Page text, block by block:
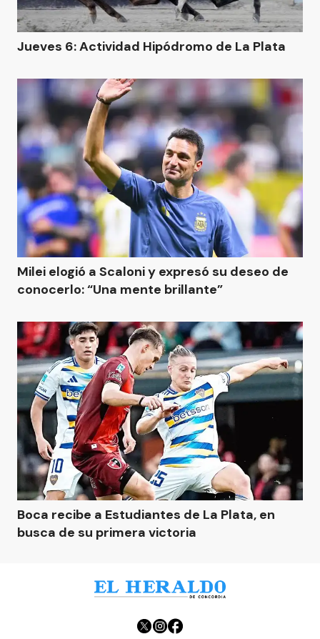
Jueves 6: Actividad Hipódromo de La Plata
Milei elogió a Scaloni y expresó su deseo de
conocerlo: “Una mente brillante”
Boca recibe a Estudiantes de La Plata, en
busca de su primera victoria